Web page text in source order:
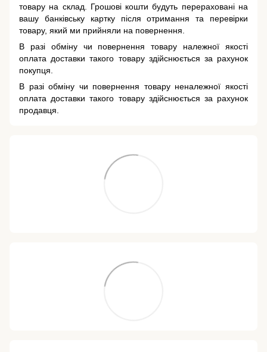
товару на склад. Грошові кошти будуть перераховані на
вашу банківську картку після отримання та перевірки
товару, який ми прийняли на повернення.
В разі обміну чи повернення товару належної якості
оплата доставки такого товару здійснюється за рахунок
покупця.
В разі обміну чи повернення товару неналежної якості
оплата доставки такого товару здійснюється за рахунок
продавця.